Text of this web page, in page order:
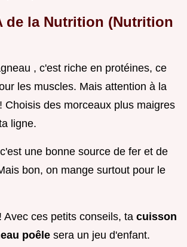
de la Nutrition (Nutrition
, c'est riche en protéines, ce
les muscles. Mais attention à la
Choisis des morceaux plus maigres
ligne.
une bonne source de fer et de
bon, on mange surtout pour le
Avec ces petits conseils, ta cuisson
poêle sera un jeu d'enfant.